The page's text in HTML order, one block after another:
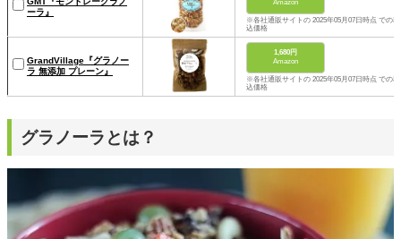
ーラ』
Amazon
※各社通販サイトの 2025年05月07日時点 での税
込価格
GrandVillage『グラノー
ラ 無添加 プレーン』
1,680円
Amazon
※各社通販サイトの 2025年05月07日時点 での税
込価格
グラノーラとは？